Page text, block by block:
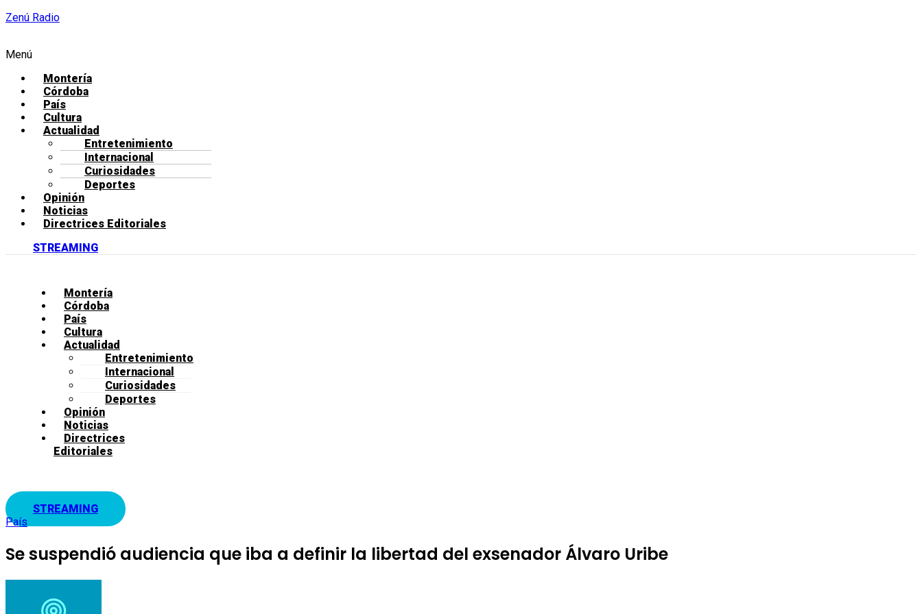
Zenú Radio
Menú
Montería
Córdoba
País
Cultura
Actualidad
Entretenimiento
Internacional
Curiosidades
Deportes
Opinión
Noticias
Directrices Editoriales
STREAMING
Montería
Córdoba
País
Cultura
Actualidad
Entretenimiento
Internacional
Curiosidades
Deportes
Opinión
Noticias
Directrices
Editoriales
STREAMING
País
Se suspendió audiencia que iba a definir la libertad del exsenador Álvaro Uribe